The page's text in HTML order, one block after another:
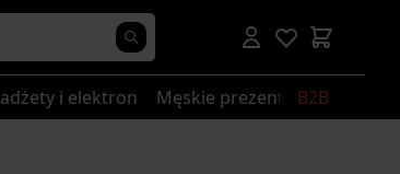
i elektronikaMęskie prezenty B2B